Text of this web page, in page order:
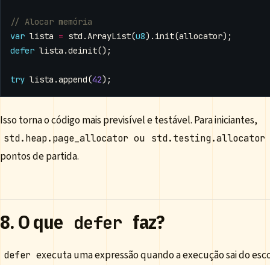
var lista = std .ArrayList(u8). init(allocator);
defer lista .deinit();
try lista .append(42);
Isso torna o código mais previsível e testável. Para iniciantes,
std.heap.page_allocator ou std.testing.allocator
pontos de partida.
8. O que defer faz?
defer executa uma expressão quando a execução sai do